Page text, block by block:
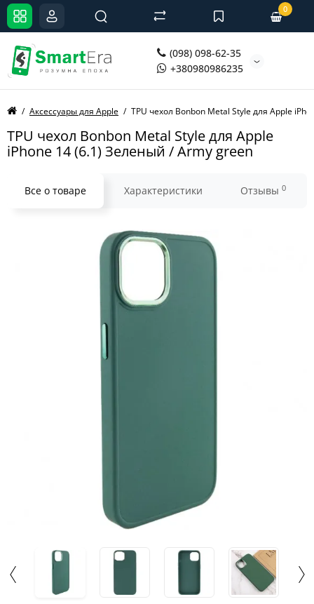
(098) 098-62-35
+380980986235
0
Аксессуары для Apple TPU чехол Bonbon Metal Style для Apple
TPU чехол Bonbon Metal Style для Apple
iPhone 14 (6.1) Зеленый / Army green
Все о товаре Характеристики Отзывы 0